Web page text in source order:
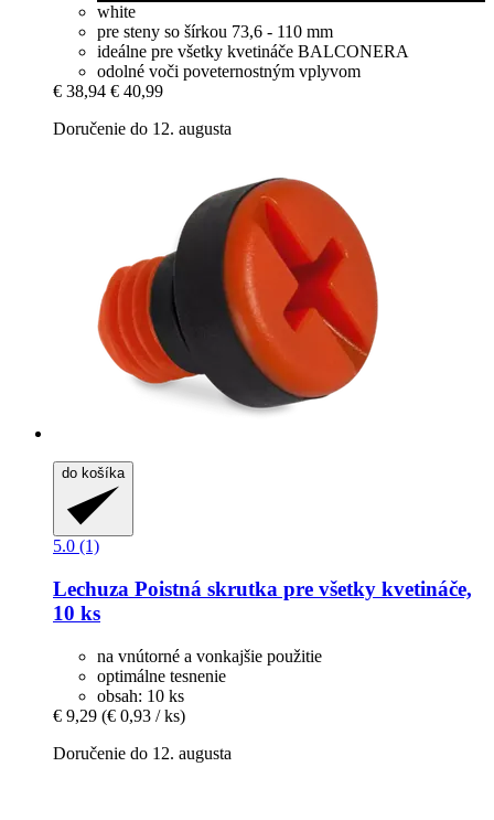
white
pre steny so šírkou 73,6 - 110 mm
ideálne pre všetky kvetináče BALCONERA
odolné voči poveternostným vplyvom
€ 38,94 € 40,99
Doručenie do 12. augusta
do košíka
5.0 (1)
Lechuza Poistná skrutka pre všetky kvetináče,
10 ks
na vnútorné a vonkajšie použitie
optimálne tesnenie
obsah: 10 ks
€ 9,29 (€ 0,93 / ks)
Doručenie do 12. augusta